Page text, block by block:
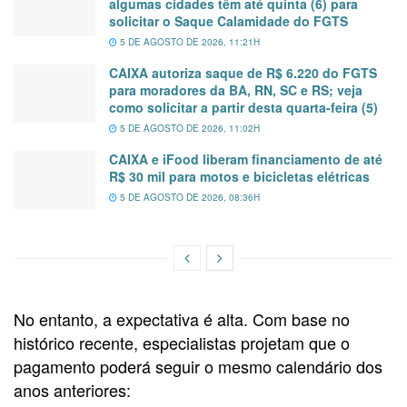
solicitar o Saque Calamidade do FGTS
5 DE AGOSTO DE 2026, 11:21H
CAIXA autoriza saque de R$ 6.220 do FGTS
para moradores da BA, RN, SC e RS; veja
como solicitar a partir desta quarta-feira (5)
5 DE AGOSTO DE 2026, 11:02H
CAIXA e iFood liberam financiamento de até
R$ 30 mil para motos e bicicletas elétricas
5 DE AGOSTO DE 2026, 08:36H
No entanto, a expectativa é alta. Com base no
histórico recente, especialistas projetam que o
pagamento poderá seguir o mesmo calendário dos
anos anteriores: